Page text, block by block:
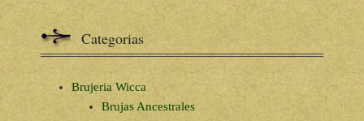
Categorias
Brujeria Wicca
Brujas Ancestrales